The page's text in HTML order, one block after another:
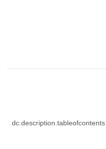
dc.description.tableofcontents